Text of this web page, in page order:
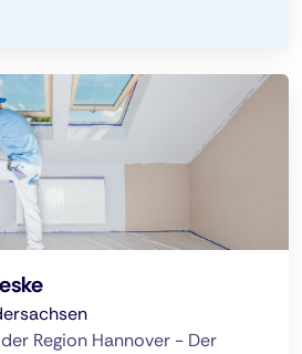
Region Hannover - Der